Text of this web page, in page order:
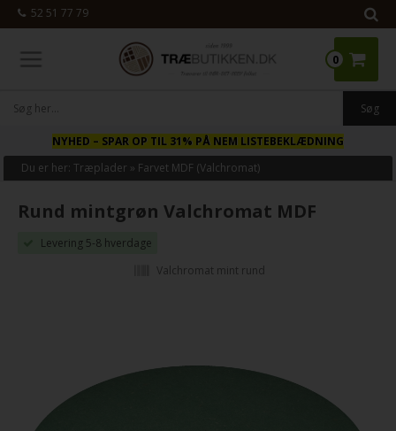
52 51 77 79
0
NYHED – SPAR OP TIL 31% PÅ NEM LISTEBEKLÆDNING
Du er her:Træplader » Farvet MDF (Valchromat)
Rund mintgrøn Valchromat MDF
Levering 5-8 hverdage
Valchromat mint rund